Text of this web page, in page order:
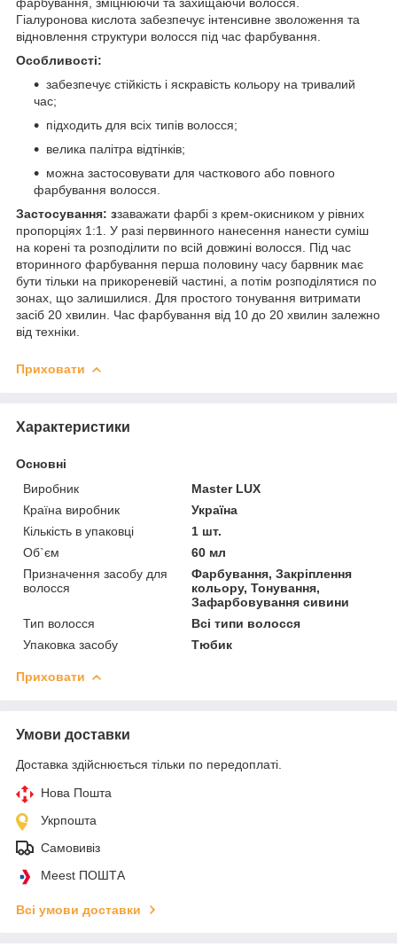
Гіалуронова кислота забезпечує інтенсивне зволоження та
відновлення структури волосся під час фарбування.
Особливості:
забезпечує стійкість і яскравість кольору на тривалий
час;
підходить для всіх типів волосся;
велика палітра відтінків;
можна застосовувати для часткового або повного
фарбування волосся.
Застосування: ззаважати фарбі з крем-окисником у рівних
пропорціях 1:1. У разі первинного нанесення нанести суміш
на корені та розподілити по всій довжині волосся. Під час
вторинного фарбування перша половину часу барвник має
бути тільки на прикореневій частині, а потім розподілятися по
зонах, що залишилися. Для простого тонування витримати
засіб 20 хвилин. Час фарбування від 10 до 20 хвилин залежно
від техніки.
Приховати
Характеристики
Основні
Виробник
Master LUX
Країна виробник
Україна
Кількість в упаковці
1 шт.
Об`єм
60 мл
Призначення засобу для
волосся
Фарбування, Закріплення
кольору, Тонування,
Зафарбовування сивини
Тип волосся
Всі типи волосся
Упаковка засобу
Тюбик
Приховати
Умови доставки
Доставка здійснюється тільки по передоплаті.
Нова Пошта
Укрпошта
Самовивіз
Meest ПОШТА
Всі умови доставки